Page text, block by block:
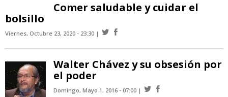
Comer saludable y cuidar el
bolsillo
Viernes, Octubre 23, 2020 - 23:30
Walter Chávez y su obsesión por
el poder
Domingo, Mayo 1, 2016 - 07:00